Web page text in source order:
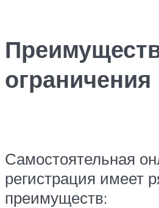
ограничения
Самостоятельная
регистрация имеет
преимуществ: